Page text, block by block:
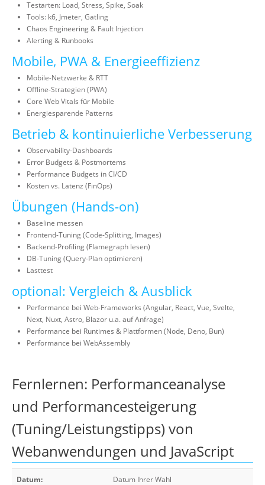
Testarten: Load, Stress, Spike, Soak
Tools: k6, Jmeter, Gatling
Chaos Engineering & Fault Injection
Alerting & Runbooks
Mobile, PWA & Energieeffizienz
Mobile-Netzwerke & RTT
Offline-Strategien (PWA)
Core Web Vitals für Mobile
Energiesparende Patterns
Betrieb & kontinuierliche Verbesserung
Observability-Dashboards
Error Budgets & Postmortems
Performance Budgets in CI/CD
Kosten vs. Latenz (FinOps)
Übungen (Hands-on)
Baseline messen
Frontend-Tuning (Code-Splitting, Images)
Backend-Profiling (Flamegraph lesen)
DB-Tuning (Query-Plan optimieren)
Lasttest
optional: Vergleich & Ausblick
Performance bei Web-Frameworks (Angular, React, Vue, Svelte,
Next, Nuxt, Astro, Blazor u.a. auf Anfrage)
Performance bei Runtimes & Plattformen (Node, Deno, Bun)
Performance bei WebAssembly
Fernlernen: Performanceanalyse
und Performancesteigerung
(Tuning/Leistungstipps) von
Webanwendungen und JavaScript
Datum:
Datum Ihrer Wahl